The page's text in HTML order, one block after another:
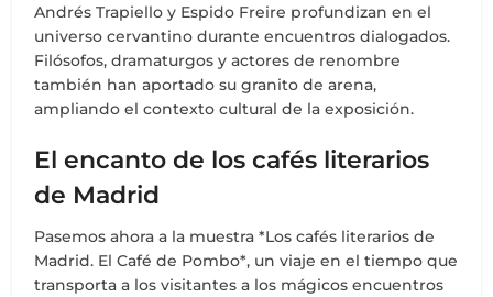
Andrés Trapiello y Espido Freire profundizan en el
universo cervantino durante encuentros dialogados.
Filósofos, dramaturgos y actores de renombre
también han aportado su granito de arena,
ampliando el contexto cultural de la exposición.
El encanto de los cafés literarios
de Madrid
Pasemos ahora a la muestra *Los cafés literarios de
Madrid. El Café de Pombo*, un viaje en el tiempo que
transporta a los visitantes a los mágicos encuentros